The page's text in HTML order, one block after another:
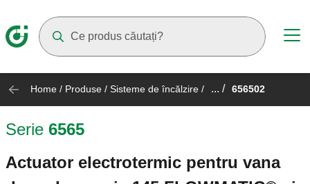
Home / Produse / Sisteme de încălzire / ... / 656502
Serie 6565
Actuator electrotermic pentru vana